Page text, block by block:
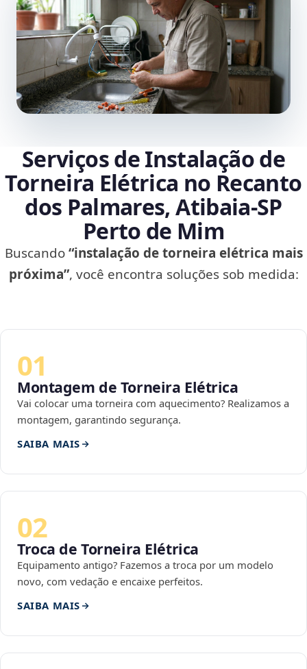
Serviços de Instalação de
Torneira Elétrica no Recanto
dos Palmares, Atibaia‑SP
Perto de Mim
Buscando“instalação de torneira elétrica mais
próxima”, você encontra soluções sob medida:
01
Montagem de Torneira Elétrica
Vai colocar uma torneira com aquecimento? Realizamos a
montagem, garantindo segurança.
SAIBA MAIS
02
Troca de Torneira Elétrica
Equipamento antigo? Fazemos a troca por um modelo
novo, com vedação e encaixe perfeitos.
SAIBA MAIS